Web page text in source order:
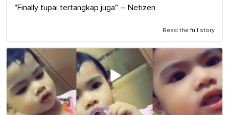
"Finally tupai tertangkap juga" – Netizen
Read the full story